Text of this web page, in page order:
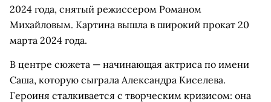
2024 года, снятый режиссером Романом
Михайловым. Картина вышла в широкий прокат 20
марта 2024 года.
В центре сюжета — начинающая актриса по имени
Саша, которую сыграла Александра Киселева.
Героиня сталкивается с творческим кризисом: она